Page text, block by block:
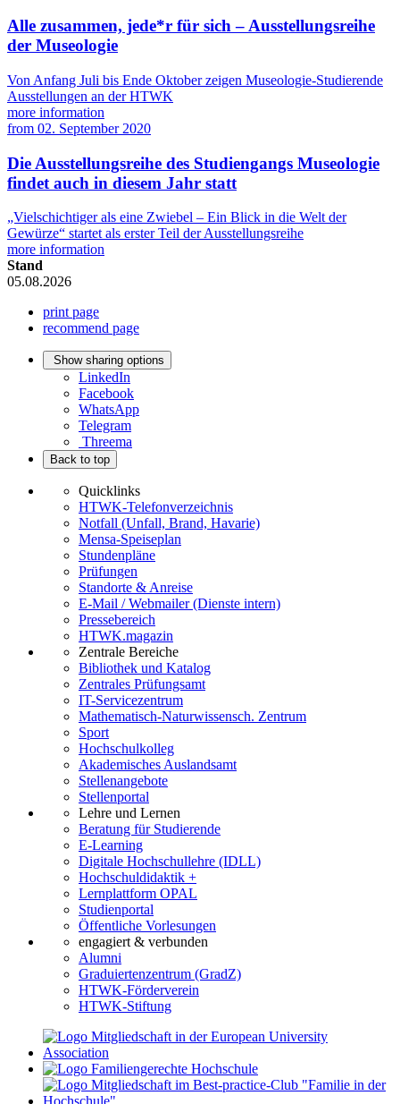
Alle zusammen, jede*r für sich – Ausstellungsreihe
der Museologie
Von Anfang Juli bis Ende Oktober zeigen Museologie-Studierende
Ausstellungen an der HTWK
more information
from 02. September 2020
Die Ausstellungsreihe des Studiengangs Museologie
findet auch in diesem Jahr statt
„Vielschichtiger als eine Zwiebel – Ein Blick in die Welt der
Gewürze“ startet als erster Teil der Ausstellungsreihe
more information
Stand
05.08.2026
print page
recommend page
Show sharing options
LinkedIn
Facebook
WhatsApp
Telegram
Threema
Back to top
Quicklinks
HTWK-Telefonverzeichnis
Notfall (Unfall, Brand, Havarie)
Mensa-Speiseplan
Stundenpläne
Prüfungen
Standorte & Anreise
E-Mail / Webmailer (Dienste intern)
Pressebereich
HTWK.magazin
Zentrale Bereiche
Bibliothek und Katalog
Zentrales Prüfungsamt
IT-Servicezentrum
Mathematisch-Naturwissensch. Zentrum
Sport
Hochschulkolleg
Akademisches Auslandsamt
Stellenangebote
Stellenportal
Lehre und Lernen
Beratung für Studierende
E-Learning
Digitale Hochschullehre (IDLL)
Hochschuldidaktik +
Lernplattform OPAL
Studienportal
Öffentliche Vorlesungen
engagiert & verbunden
Alumni
Graduiertenzentrum (GradZ)
HTWK-Förderverein
HTWK-Stiftung